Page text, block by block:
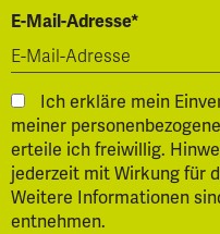
E-Mail-Adresse*
Ich erkläre mein
meiner
erteile ich freiwillig.
jederzeit mit Wirkung für
Weitere Informationen
entnehmen.